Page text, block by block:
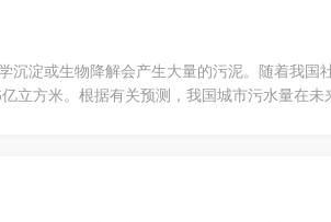
沉淀或生物降解会产生大量的污泥。随着我
立方米。根据有关预测，我国城市污水量在